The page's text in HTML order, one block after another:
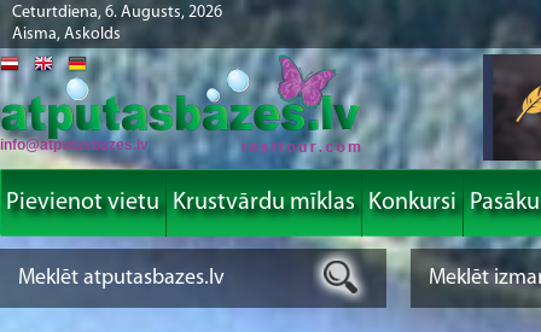
Ceturtdiena, 6. Augusts, 2026
Aisma, Askolds
info@atputasbazes.lv
Pievienot vietu Krustvārdu mīklas Konkursi